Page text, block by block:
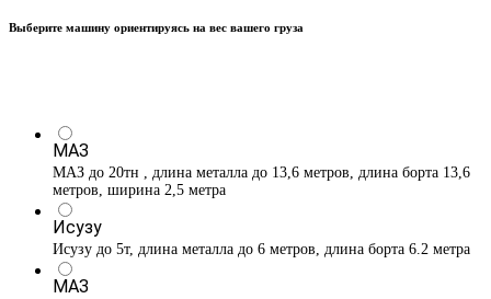
Выберите машину ориентируясь на вес вашего груза
МАЗ
МАЗ до 20тн , длина металла до 13,6 метров, длина борта 13,6
метров, ширина 2,5 метра
Исузу
Исузу до 5т, длина металла до 6 метров, длина борта 6.2 метра
МАЗ